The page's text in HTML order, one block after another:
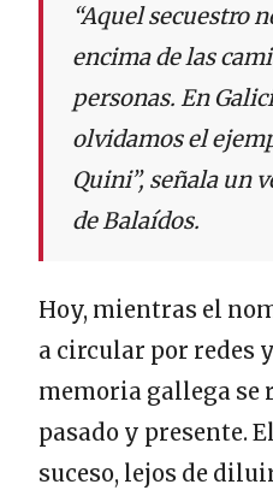
“Aquel secuestro
encima de las
personas. En
olvidamos el
Quini”, señala un
de Balaídos.
Hoy, mientras el
a circular por redes
memoria gallega se
pasado y presente.
suceso, lejos de